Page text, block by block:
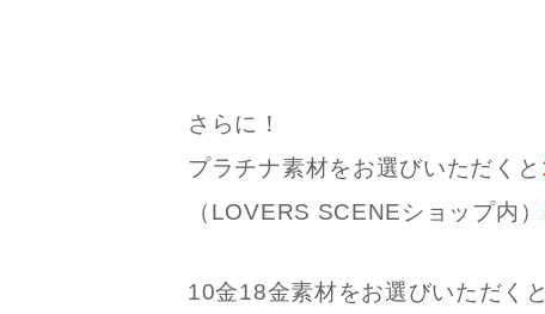
さらに！
プラチナ素材をお選びいただくと
（LOVERS SCENEショップ内）
10金18金素材をお選びいただくと